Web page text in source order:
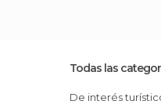
Todas las
De interés